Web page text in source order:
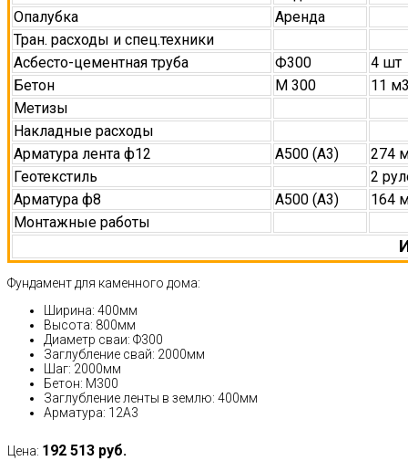
Опалубка
Аренда
Тран. расходы и спец.техники
Асбесто-цементная труба
Ф300
4 шт
Бетон
М 300
11
Метизы
Накладные расходы
Арматура лента ф12
А500 (А3)
274
Геотекстиль
2
Арматура ф8
А500 (А3)
164
Монтажные работы
Фундамент для каменного дома:
Ширина: 400мм
Высота: 800мм
Диаметр сваи: Ф300
Заглубление свай: 2000мм
Шаг: 2000мм
Бетон: М300
Заглубление ленты в землю: 400мм
Арматура: 12А3
Цена: 192 513 руб.